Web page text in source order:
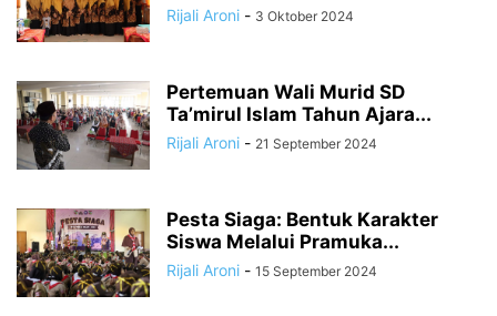
Rijali Aroni - 3 Oktober 2024
Pertemuan Wali Murid SD
Ta’mirul Islam Tahun Ajara...
Rijali Aroni - 21 September 2024
Pesta Siaga: Bentuk Karakter
Siswa Melalui Pramuka...
Rijali Aroni - 15 September 2024